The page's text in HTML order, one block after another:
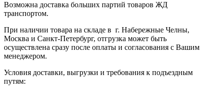
Возможна доставка больших партий товаров ЖД
транспортом.
При наличии товара на складе в г. Набережные Челны,
Москва и Санкт-Петербург, отгрузка может быть
осуществлена сразу после оплаты и согласования с Вашим
менеджером.
Условия доставки, выгрузки и требования к подъездным
путям: